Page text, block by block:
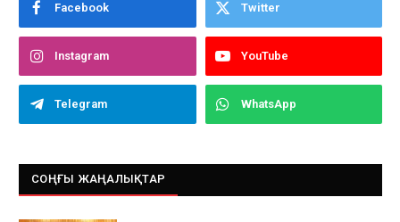
Facebook Twitter
Instagram YouTube
Telegram WhatsApp
СОҢҒЫ ЖАҢАЛЫҚТАР